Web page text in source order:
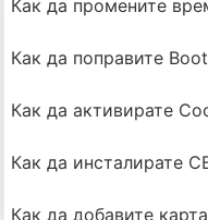
Как да промените
Как да поправите
Как да активирате
Как да инсталирате
Как да добавите